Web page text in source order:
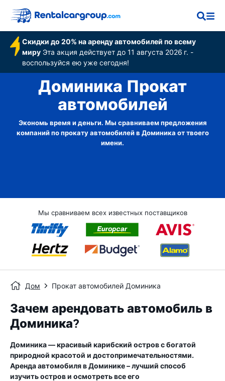
Скидки до 20% на аренду автомобилей по всему
мируЭта акция действует до 11 августа 2026 г. -
воспользуйся ею уже сегодня!
Доминика Прокат
автомобилей
Экономь время и деньги. Мы сравниваем предложения
компаний по прокату автомобилей в Доминика от твоего
имени.
Мы сравниваем всех известных поставщиков
Дом Прокат автомобилей Доминика
Зачем арендовать автомобиль в
Доминика?
Доминика — красивый карибский остров с богатой
природной красотой и достопримечательностями.
Аренда автомобиля в Доминике – лучший способ
изучить остров и осмотреть все его